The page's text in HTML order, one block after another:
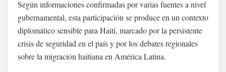
Según informaciones confirmadas por varias fuentes a nivel
gubernamental, esta participación se produce en un contexto
diplomático sensible para Haití, marcado por la persistente
crisis de seguridad en el país y por los debates regionales
sobre la migración haitiana en América Latina.